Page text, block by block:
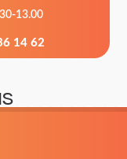
13.00
14 62